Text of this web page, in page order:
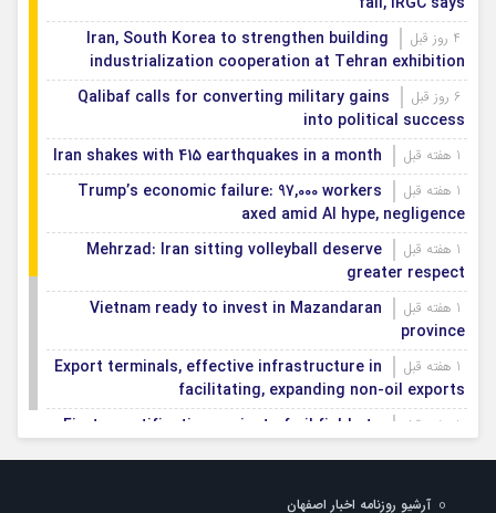
Iran, South Korea to strengthen building
industrialization cooperation at Tehran exhibition
Qalibaf calls for converting military gains
into political success
Iran shakes with 415 earthquakes in a month
Trump’s economic failure: 97,000 workers
axed amid AI hype, negligence
Mehrzad: Iran sitting volleyball deserve
greater respect
Vietnam ready to invest in Mazandaran
province
Export terminals, effective infrastructure in
facilitating, expanding non-oil exports
First smartification project of oil fields to
silence on US-Israeli war crimes
آرشیو روزنامه اخبار اصفهان